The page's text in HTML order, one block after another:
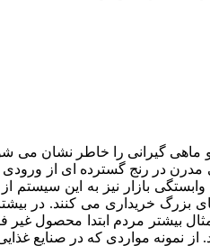
و ماهی گیرانی را خاطر نشان
در رنج گسترده ای از
بازار نیز به این سیستم از
بزرگ خریداری می کنند. در
بیشتر مردم ابتدا محصول
مواردی که در صنایع